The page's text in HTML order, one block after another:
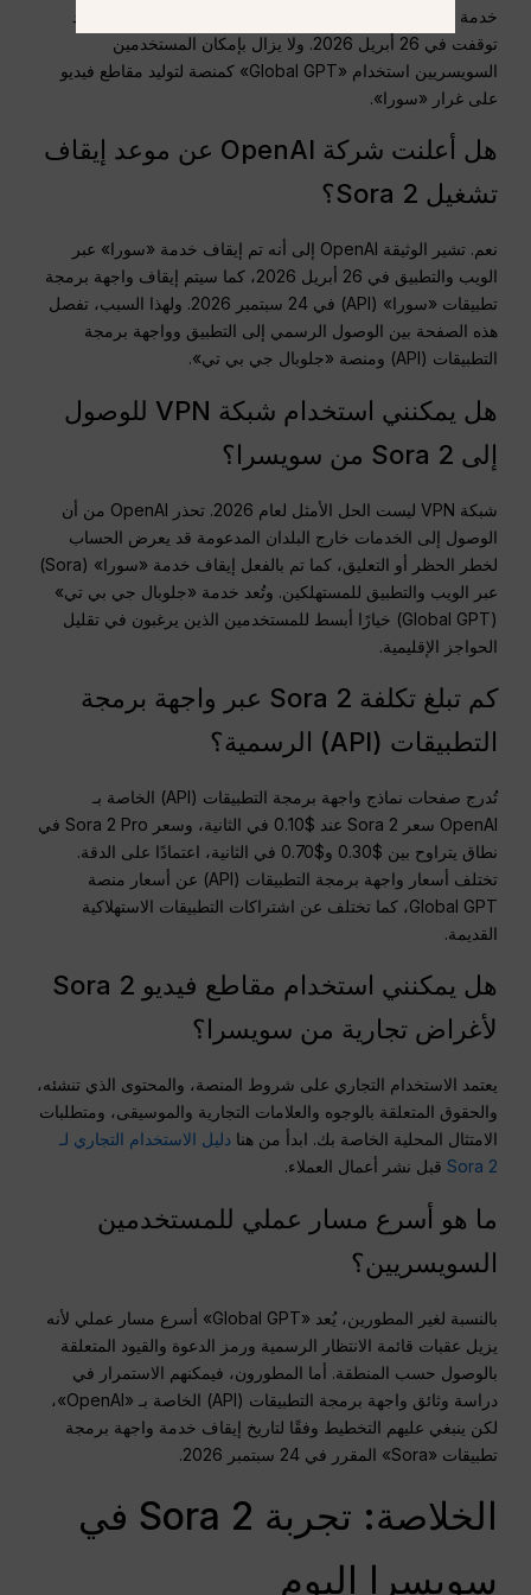
خدمة «سورا» المخصصة للمستهلكين عبر الويب والتطبيقات قد
توقفت في 26 أبريل 2026. ولا يزال بإمكان المستخدمين
السويسريين استخدام «Global GPT» كمنصة لتوليد مقاطع فيديو
على غرار «سورا».
هل أعلنت شركة OpenAI عن موعد إيقاف
تشغيل Sora 2؟
نعم. تشير الوثيقة OpenAI إلى أنه تم إيقاف خدمة «سورا» عبر
الويب والتطبيق في 26 أبريل 2026، كما سيتم إيقاف واجهة برمجة
تطبيقات «سورا» (API) في 24 سبتمبر 2026. ولهذا السبب، تفصل
هذه الصفحة بين الوصول الرسمي إلى التطبيق وواجهة برمجة
التطبيقات (API) ومنصة «جلوبال جي بي تي».
هل يمكنني استخدام شبكة VPN للوصول
إلى Sora 2 من سويسرا؟
شبكة VPN ليست الحل الأمثل لعام 2026. تحذر OpenAI من أن
الوصول إلى الخدمات خارج البلدان المدعومة قد يعرض الحساب
لخطر الحظر أو التعليق، كما تم بالفعل إيقاف خدمة «سورا» (Sora)
عبر الويب والتطبيق للمستهلكين. وتُعد خدمة «جلوبال جي بي تي»
(Global GPT) خيارًا أبسط للمستخدمين الذين يرغبون في تقليل
الحواجز الإقليمية.
كم تبلغ تكلفة Sora 2 عبر واجهة برمجة
التطبيقات (API) الرسمية؟
تُدرج صفحات نماذج واجهة برمجة التطبيقات (API) الخاصة بـ
OpenAI سعر Sora 2 عند $0.10 في الثانية، وسعر Sora 2 Pro في
نطاق يتراوح بين $0.30 و$0.70 في الثانية، اعتمادًا على الدقة.
تختلف أسعار واجهة برمجة التطبيقات (API) عن أسعار منصة
Global GPT، كما تختلف عن اشتراكات التطبيقات الاستهلاكية
القديمة.
هل يمكنني استخدام مقاطع فيديو Sora 2
لأغراض تجارية من سويسرا؟
يعتمد الاستخدام التجاري على شروط المنصة، والمحتوى الذي تنشئه،
والحقوق المتعلقة بالوجوه والعلامات التجارية والموسيقى، ومتطلبات
الامتثال المحلية الخاصة بك. ابدأ من هنادليل الاستخدام التجاري لـ
Sora 2 قبل نشر أعمال العملاء.
ما هو أسرع مسار عملي للمستخدمين
السويسريين؟
بالنسبة لغير المطورين، يُعد «Global GPT» أسرع مسار عملي لأنه
يزيل عقبات قائمة الانتظار الرسمية ورمز الدعوة والقيود المتعلقة
بالوصول حسب المنطقة. أما المطورون، فيمكنهم الاستمرار في
دراسة وثائق واجهة برمجة التطبيقات (API) الخاصة بـ «OpenAI»،
لكن ينبغي عليهم التخطيط وفقًا لتاريخ إيقاف خدمة واجهة برمجة
تطبيقات «Sora» المقرر في 24 سبتمبر 2026.
الخلاصة: تجربة Sora 2 في
سويسرا اليوم